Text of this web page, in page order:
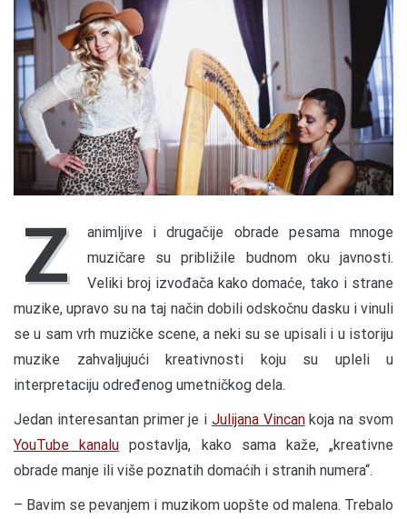
Z
animljive i drugačije obrade pesama mnoge
muzičare su približile budnom oku javnosti.
Veliki broj izvođača kako domaće, tako i strane
muzike, upravo su na taj način dobili odskočnu dasku i vinuli
se u sam vrh muzičke scene, a neki su se upisali i u istoriju
muzike zahvaljujući kreativnosti koju su upleli u
interpretaciju određenog umetničkog dela.
Jedan interesantan primer je i Julijana Vincankoja na svom
YouTube kanalu postavlja, kako sama kaže, „kreativne
obrade manje ili više poznatih domaćih i stranih numera“.
– Bavim se pevanjem i muzikom uopšte od malena. Trebalo